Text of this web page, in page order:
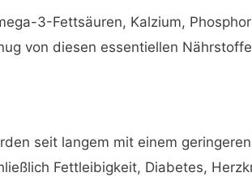
3-Fettsäuren, Kalzium,
von diesen essentiellen
seit langem mit einem
Fettleibigkeit, Diabetes,